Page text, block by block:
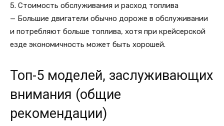
5. Стоимость обслуживания и расход топлива
— Большие двигатели обычно дороже в обслуживании
и потребляют больше топлива, хотя при крейсерской
езде экономичность может быть хорошей.
Топ-5 моделей, заслуживающих
внимания (общие
рекомендации)